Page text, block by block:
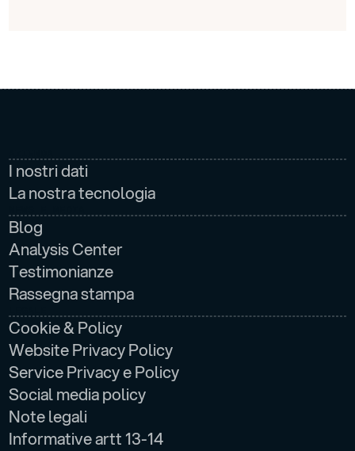
I nostri dati
La nostra tecnologia
Blog
Analysis Center
Testimonianze
Rassegna stampa
Cookie & Policy
Website Privacy Policy
Service Privacy e Policy
Social media policy
Note legali
Informative artt 13-14